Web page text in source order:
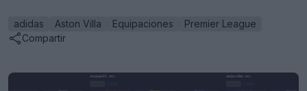
adidas Aston Villa Equipaciones
Premier League
Compartir